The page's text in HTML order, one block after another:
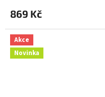
869 Kč
Akce
Novinka